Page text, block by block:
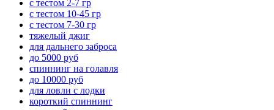
с тестом 2-7 гр
с тестом 10-45 гр
с тестом 7-30 гр
тяжелый джиг
для дальнего заброса
до 5000 руб
спиннинг на голавля
до 10000 руб
для ловли с лодки
короткий спиннинг